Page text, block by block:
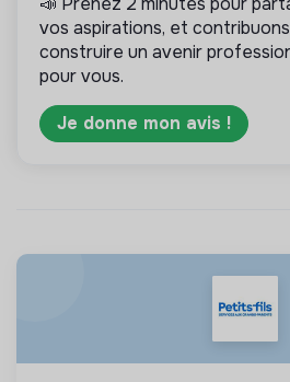
vos aspirations, et
construire un avenir
pour vous.
Je donne mon avis !